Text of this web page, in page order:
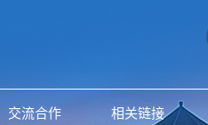
交流合作 相关链接